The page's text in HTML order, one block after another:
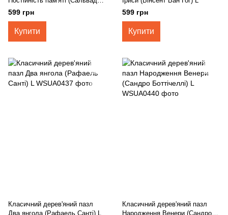
Далі) L
599 грн
Купити
599 грн
Купити
Класичний дерев'яний пазл
Два янгола (Рафаель Санті) L
Класичний дерев'яний пазл
Народження Венери (Сандро